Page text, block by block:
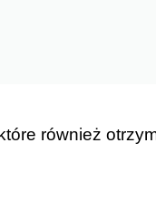
również